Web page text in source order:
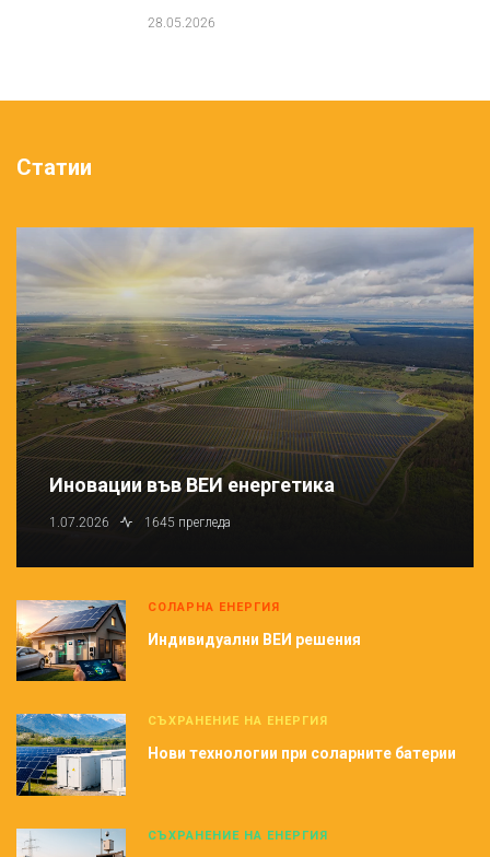
28.05.2026
Статии
Иновации във ВЕИ енергетика
1.07.2026 1645 прегледа
СОЛАРНА ЕНЕРГИЯ
Индивидуални ВЕИ решения
СЪХРАНЕНИЕ НА ЕНЕРГИЯ
Нови технологии при соларните батерии
СЪХРАНЕНИЕ НА ЕНЕРГИЯ